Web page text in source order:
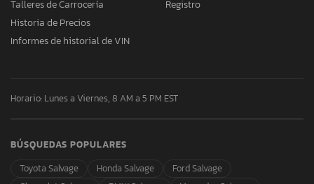
Talleres de Carrocería
Historia de Precios
Informes de historial de VIN
Registro
Horario: Lunes a Viernes, 8 AM a 5 PM EST
BÚSQUEDAS POPULARES
Toyota Salvage
Honda Salvage
Ford Salvage